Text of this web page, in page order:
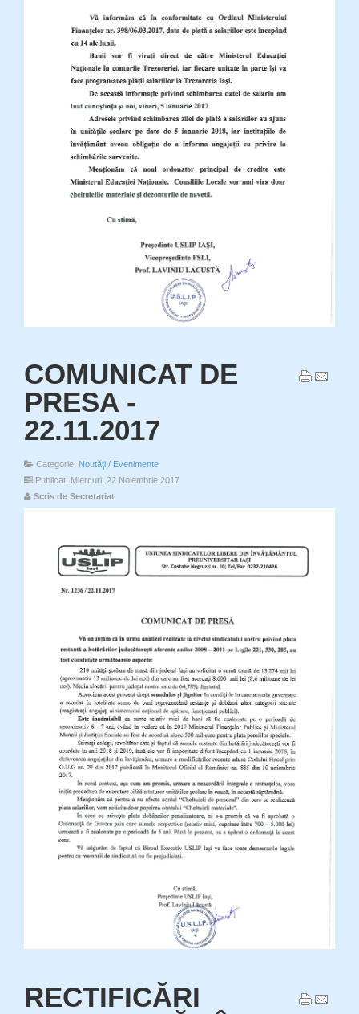
COMUNICAT DE
PRESA -
22.11.2017
Categorie: Noutăţi / Evenimente
Publicat: Miercuri, 22 Noiembrie 2017
Scris de Secretariat
RECTIFICĂRI